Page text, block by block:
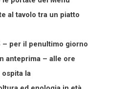
al tavolo tra un piatto
– per il penultimo giorno
anteprima – alle ore
ospita la